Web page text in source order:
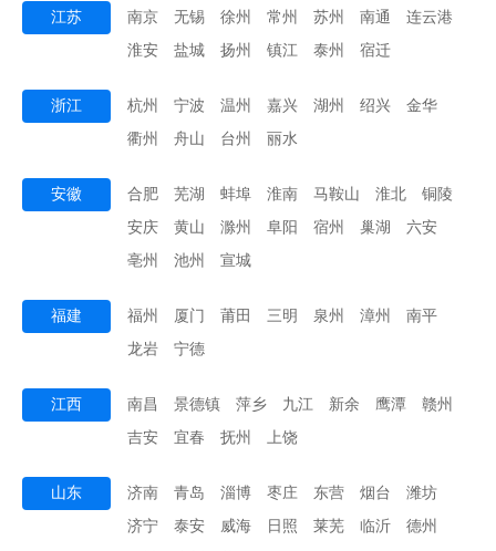
江苏 南京 无锡 徐州 常州 苏州 南通
连云港
淮安
盐城 扬州 镇江 泰州 宿迁
浙江 杭州 宁波 温州 嘉兴 湖州 绍兴
金华
衢州
舟山 台州 丽水
安徽 合肥 芜湖 蚌埠 淮南 马鞍山 淮北
铜陵
安庆
黄山 滁州 阜阳 宿州 巢湖
六安
亳州
池州 宣城
福建 福州 厦门 莆田 三明 泉州 漳州
南平
龙岩
宁德
江西 南昌 景德镇 萍乡 九江 新余 鹰潭
赣州
吉安
宜春 抚州 上饶
山东 济南 青岛 淄博 枣庄 东营 烟台
潍坊
济宁
泰安 威海 日照 莱芜 临沂
德州